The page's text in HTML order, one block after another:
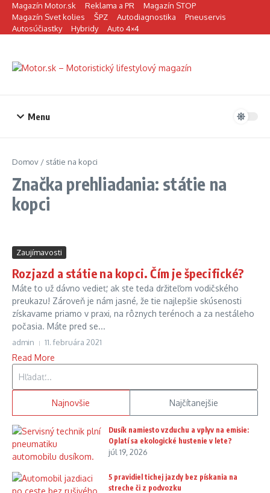
Preskočiť na obsah
Magazín Motor.sk Reklama a PR
Magazín STOP
Magazín Svet kolies
ŠPZ Autodiagnostika
Pneuservis
Autosúčiastky
Hybridy Auto 4×4
Menu
Domov / státie na kopci
Značka prehliadania: státie na
kopci
Zaujímavosti
Rozjazd a státie na kopci. Čím je špecifické?
Máte to už dávno vedieť, ak ste teda držiteľom vodičského
preukazu! Zároveň je nám jasné, že tie najlepšie skúsenosti
získavame priamo v praxi, na rôznych terénoch a za nestáleho
počasia. Máte pred se...
admin 11. februára 2021
Read More
Najnovšie Najčítanejšie
Dusík namiesto vzduchu a vplyv na emisie:
Oplatí sa ekologické hustenie v lete?
júl 19, 2026
5 pravidiel tichej jazdy bez pískania na
streche či z podvozku